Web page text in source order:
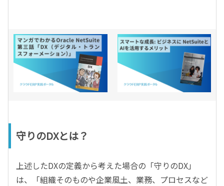
守りのDXとは？
上述したDXの定義から考えた場合の「守りのDX」
は、「組織そのものや企業風土、業務、プロセスなど